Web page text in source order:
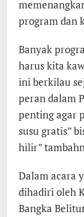
program dan
Banyak
harus kita
ini berkilau
peran dalam
penting agar
susu gratis”
hilir”
Dalam acara
dihadiri oleh
Bangka